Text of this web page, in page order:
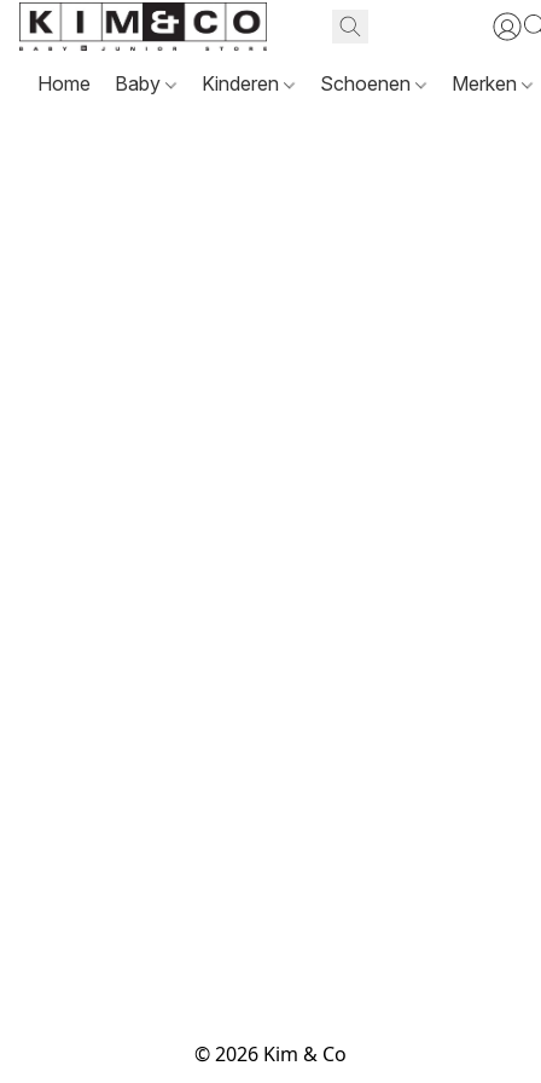
Home Baby Kinderen Schoenen Merken
© 2026 Kim & Co